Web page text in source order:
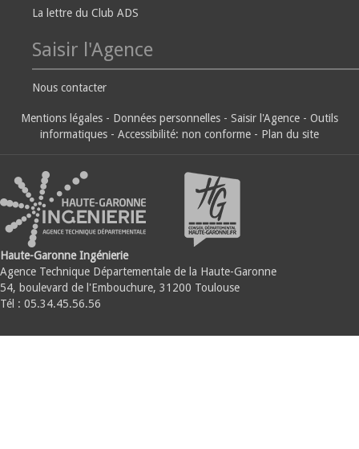
La lettre du Club ADS
Saisir l'Agence
Nous contacter
Mentions légales - Données personnelles - Saisir l'Agence - Outils
informatiques - Accessibilité: non conforme - Plan du site
Haute-Garonne Ingénierie
Agence Technique Départementale de la Haute-Garonne
54, boulevard de l'Embouchure, 31200 Toulouse
Tél : 05.34.45.56.56